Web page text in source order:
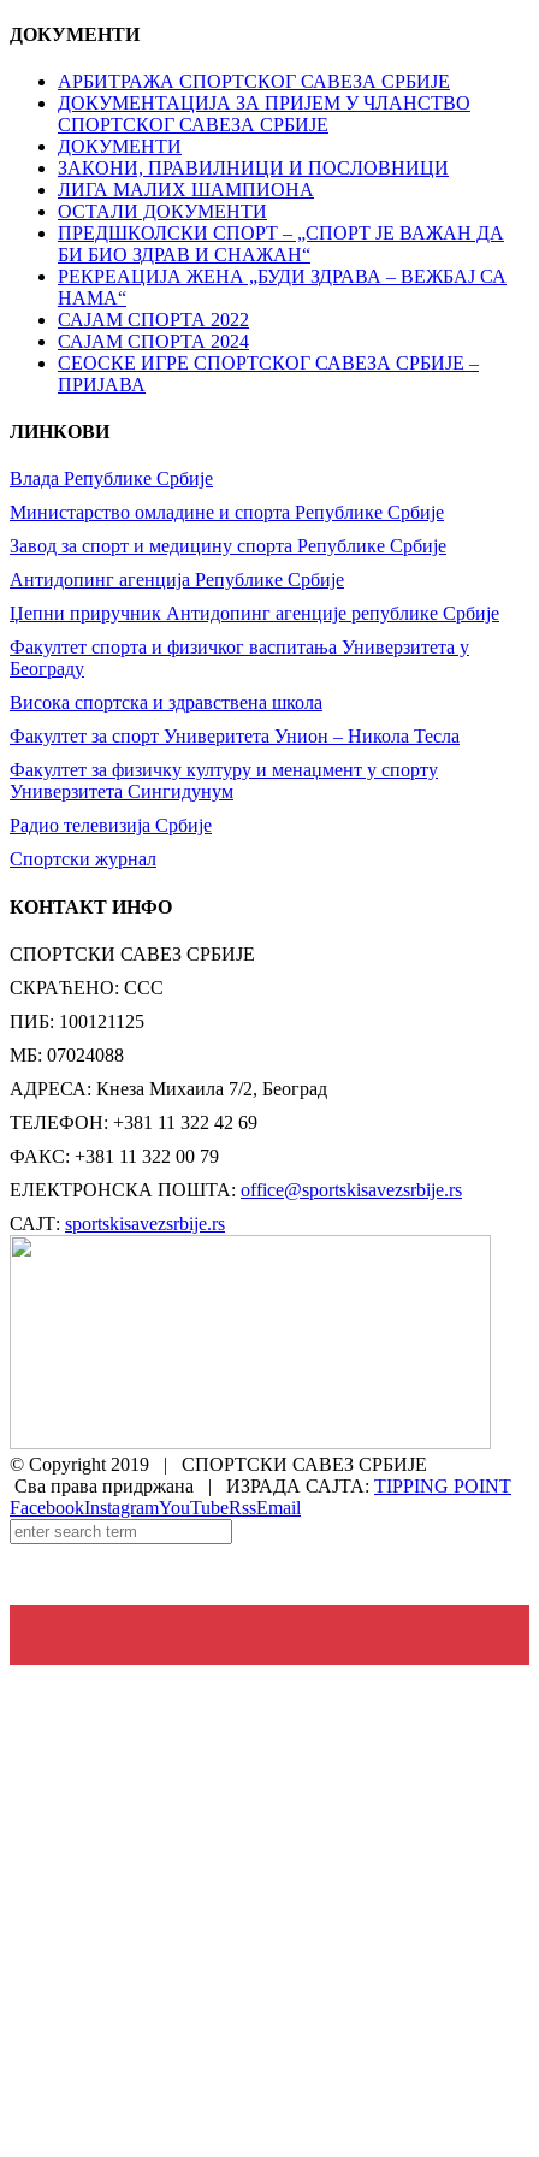
ДОКУМЕНТИ
АРБИТРАЖА СПОРТСКОГ САВЕЗА СРБИЈЕ
ДОКУМЕНТАЦИЈА ЗА ПРИЈЕМ У ЧЛАНСТВО
СПОРТСКОГ САВЕЗА СРБИЈЕ
ДОКУМЕНТИ
ЗАКОНИ, ПРАВИЛНИЦИ И ПОСЛОВНИЦИ
ЛИГА МАЛИХ ШАМПИОНА
ОСТАЛИ ДОКУМЕНТИ
ПРЕДШКОЛСКИ СПОРТ – „СПОРТ ЈЕ ВАЖАН ДА
БИ БИО ЗДРАВ И СНАЖАН“
РЕКРЕАЦИЈА ЖЕНА „БУДИ ЗДРАВА – ВЕЖБАЈ СА
НАМА“
САЈАМ СПОРТА 2022
САЈАМ СПОРТА 2024
СЕОСКЕ ИГРЕ СПОРТСКОГ САВЕЗА СРБИЈЕ –
ПРИЈАВА
ЛИНКОВИ
Влада Републике Србије
Министарство омладине и спорта Републике Србије
Завод за спорт и медицину спорта Републике Србије
Антидопинг агенција Републике Србије
Џепни приручник Антидопинг агенције републике Србије
Факултет спорта и физичког васпитања Универзитета у
Београду
Висока спортска и здравствена школа
Факултет за спорт Универитета Унион – Никола Тесла
Факултет за физичку културу и менаџмент у спорту
Универзитета Сингидунум
Радио телевизија Србије
Спортски журнал
КОНТАКТ ИНФО
СПОРТСКИ САВЕЗ СРБИЈЕ
СКРАЋЕНО: ССС
ПИБ: 100121125
МБ: 07024088
АДРЕСА: Кнеза Михаила 7/2, Београд
ТЕЛЕФОН: +381 11 322 42 69
ФАКС: +381 11 322 00 79
ЕЛЕКТРОНСКА ПОШТА: office@sportskisavezsrbije.rs
САЈТ: sportskisavezsrbije.rs
© Copyright 2019 | СПОРТСКИ САВЕЗ СРБИЈЕ
Сва права придржана | ИЗРАДА САЈТА: TIPPING POINT
FacebookInstagramYouTubeRssEmail